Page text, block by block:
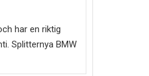
har en riktig
Splitternya BMW